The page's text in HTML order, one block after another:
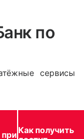
по
сервисы
Как получить